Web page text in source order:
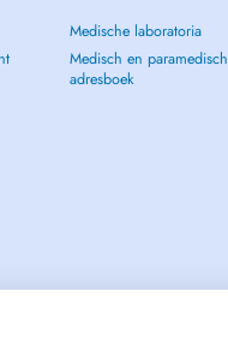
Medische laboratoria
Medisch en paramedisch
adresboek